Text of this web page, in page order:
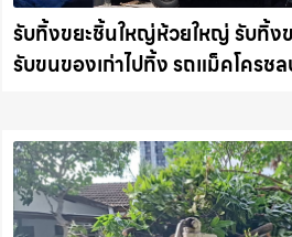
รับทิ้งขยะชิ้นใหญ่ห้วยใหญ่ รับทิ้ง
รับขนของเก่าไปทิ้ง รถแม็คโครช